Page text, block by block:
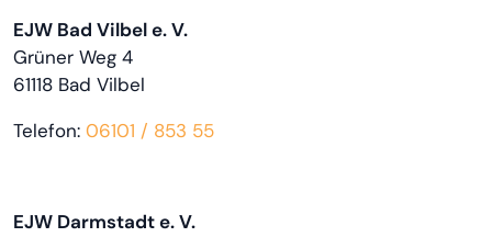
EJW Bad Vilbel e. V.
Grüner Weg 4
61118 Bad Vilbel
Telefon: 06101 / 853 55
EJW Darmstadt e. V.